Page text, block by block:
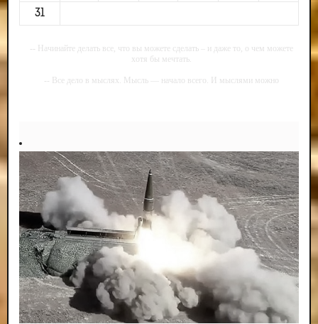
31
-- Начинайте делать все, что вы можете сделать – и даже то, о чем можете
хотя бы мечтать.
-- Все дело в мыслях. Мысль — начало всего. И мыслями можно
-- Самое большое богатство — это ум. Самая большая нищета — глупость.
Из всех страхов самый пугающий — самолюбование.
-- Лучшее, что можно сделать с хорошим советом, это пропустить его
мимо ушей. Он никогда не бывает полезен никому, кроме того, кто его дал.
-- Люблю давать советы и очень не люблю, когда их дают мне.